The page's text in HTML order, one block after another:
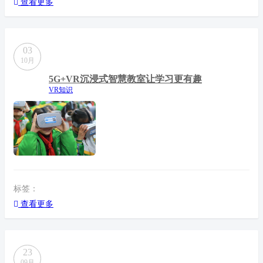
查看更多
03
10月
5G+VR沉浸式智慧教室让学习更有趣
VR知识
标签：
查看更多
23